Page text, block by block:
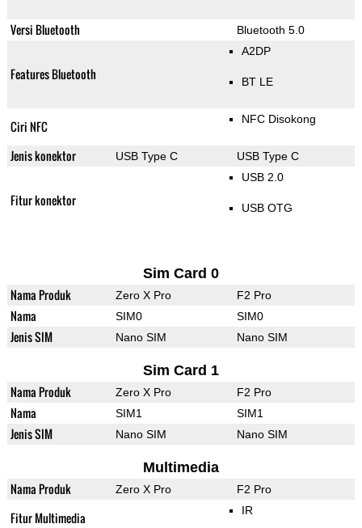
Versi Bluetooth Bluetooth 5.0
Features Bluetooth
A2DP
BT LE
Ciri NFC NFC Disokong
Jenis konektor USB Type C USB Type C
Fitur konektor
USB 2.0
USB OTG
Sim Card 0
Nama Produk Zero X Pro F2 Pro
Nama SIM0 SIM0
Jenis SIM Nano SIM Nano SIM
Sim Card 1
Nama Produk Zero X Pro F2 Pro
Nama SIM1 SIM1
Jenis SIM Nano SIM Nano SIM
Multimedia
Nama Produk Zero X Pro F2 Pro
Fitur Multimedia IR